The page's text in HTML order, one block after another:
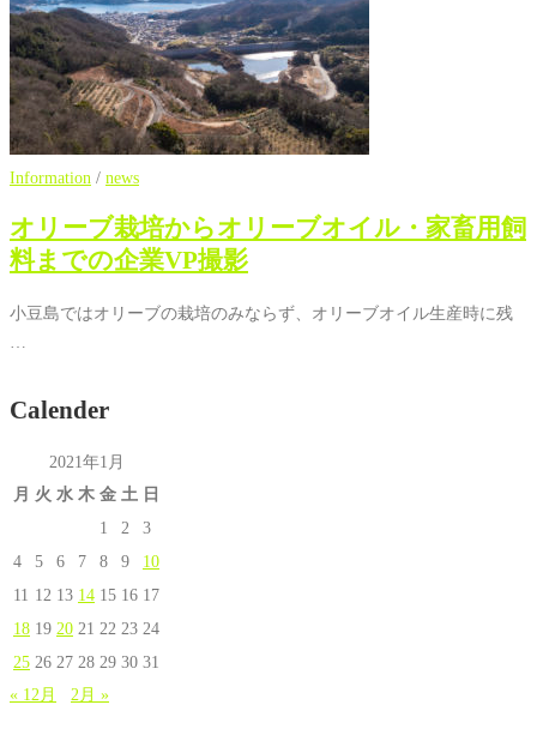
Information / news
オリーブ栽培からオリーブオイル・家畜用飼
料までの企業VP撮影
小豆島ではオリーブの栽培のみならず、オリーブオイル生産時に残
Calender
2021年1月
月 火 水 木 金 土 日
1
2
3
4
5 6 7 8 9
10
11 12 13 14 15 16 17
18 19 20 21 22 23 24
25 26 27 28 29 30 31
« 12月
2月 »